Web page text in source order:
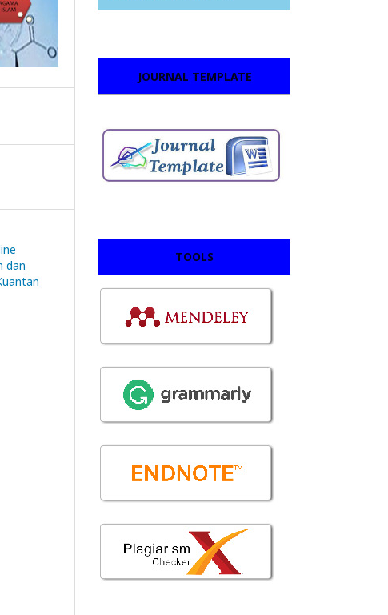
dan
JOURNAL TEMPLATE
TOOLS